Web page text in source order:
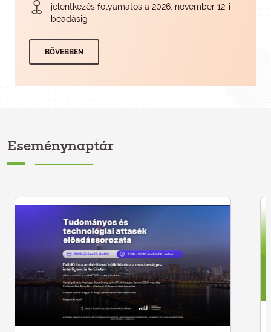
jelentkezés folyamatos a 2026. november 12-i
beadásig
BŐVEBBEN
Eseménynaptár